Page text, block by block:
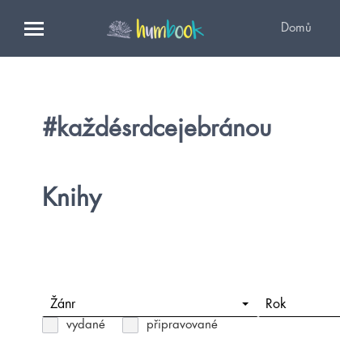
Domů
#každésrdcejebránou
Knihy
Žánr Rok
vydané připravované